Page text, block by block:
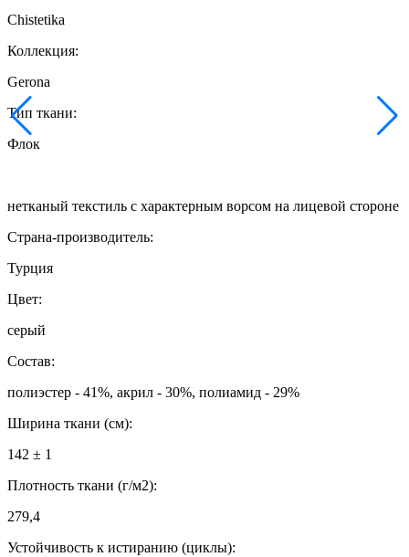
Chistetika
Коллекция:
Gerona
Тип ткани:
Флок
нетканый текстиль с характерным ворсом на лицевой стороне
Страна-производитель:
Турция
Цвет:
серый
Состав:
полиэстер - 41%, акрил - 30%, полиамид - 29%
Ширина ткани (см):
142 ± 1
Плотность ткани (г/м2):
279,4
Устойчивость к истиранию (циклы):